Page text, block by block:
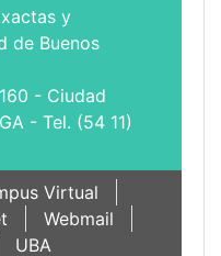
y
de Buenos
- Ciudad
- Tel. (54 11)
Virtual
Webmail
UBA